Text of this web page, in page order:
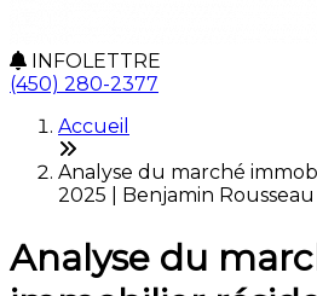
INFOLETTRE
(450) 280-2377
Accueil
Analyse du marché
2025 | Benjamin Rousseau
Analyse du